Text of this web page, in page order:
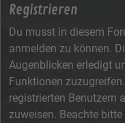
Registrieren
Du musst in diesem
anmelden zu können.
Augenblicken erledigt
Funktionen
registrierten Benutzern
zuweisen. Beachte